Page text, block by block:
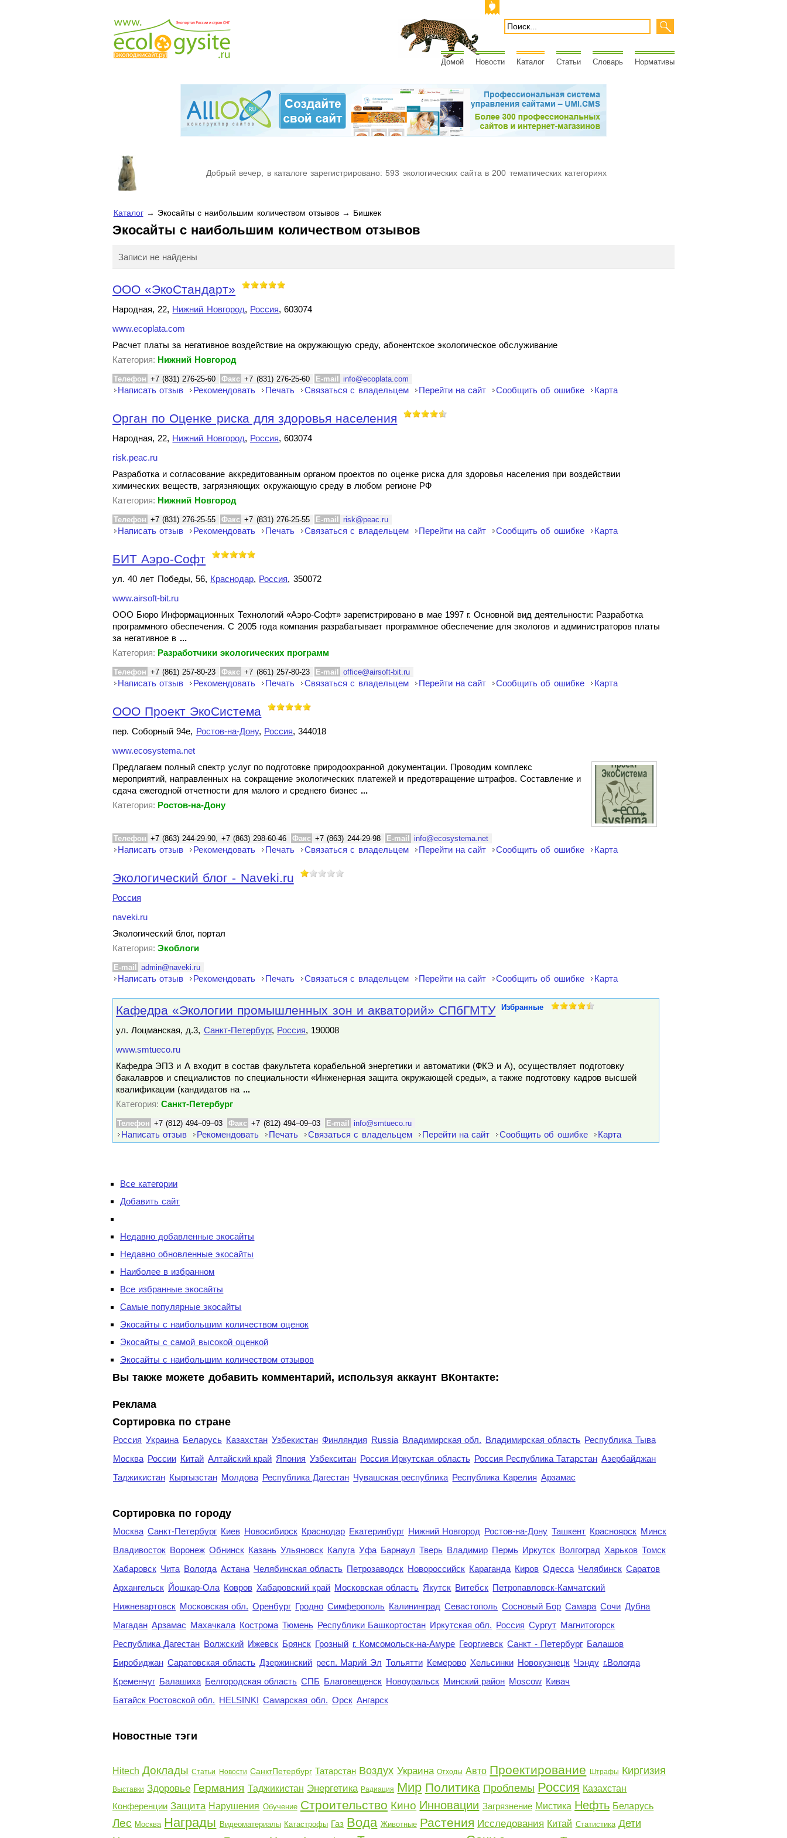
Домой Новости Каталог Статьи Словарь Нормативы
Добрый вечер, в каталоге зарегистрировано: 593 экологических сайта в 200 тематических категориях
Каталог→ Экосайты с наибольшим количеством отзывов → Бишкек
Экосайты с наибольшим количеством отзывов
Записи не найдены
ООО «ЭкоСтандарт»
Народная, 22, Нижний Новгород, Россия, 603074
www.ecoplata.com
Расчет платы за негативное воздействие на окружающую среду, абонентское экологическое обслуживание
Категория: Нижний Новгород
Телефон +7 (831) 276-25-60 Факс +7 (831) 276-25-60 E-mail info@ecoplata.com
Написать отзыв Рекомендовать Печать Связаться с владельцем Перейти на сайт Сообщить об ошибке Карта
Орган по Оценке риска для здоровья населения
Народная, 22, Нижний Новгород, Россия, 603074
risk.peac.ru
Разработка и согласование аккредитованным органом проектов по оценке риска для здоровья населения при воздействии
химических веществ, загрязняющих окружающую среду в любом регионе РФ
Категория: Нижний Новгород
Телефон +7 (831) 276-25-55 Факс +7 (831) 276-25-55 E-mail risk@peac.ru
Написать отзыв Рекомендовать Печать Связаться с владельцем Перейти на сайт Сообщить об ошибке Карта
БИТ Аэро-Софт
ул. 40 лет Победы, 56, Краснодар, Россия, 350072
www.airsoft-bit.ru
ООО Бюро Информационных Технологий «Аэро-Софт» зарегистрировано в мае 1997 г. Основной вид деятельности: Разработка
программного обеспечения. С 2005 года компания разрабатывает программное обеспечение для экологов и администраторов платы
за негативное в ...
Категория: Разработчики экологических программ
Телефон +7 (861) 257-80-23 Факс +7 (861) 257-80-23 E-mail office@airsoft-bit.ru
Написать отзыв Рекомендовать Печать Связаться с владельцем Перейти на сайт Сообщить об ошибке Карта
ООО Проект ЭкоСистема
пер. Соборный 94е, Ростов-на-Дону, Россия, 344018
www.ecosystema.net
Предлагаем полный спектр услуг по подготовке природоохранной документации. Проводим комплекс
мероприятий, направленных на сокращение экологических платежей и предотвращение штрафов. Составление и
сдача ежегодной отчетности для малого и среднего бизнес ...
Категория: Ростов-на-Дону
Телефон +7 (863) 244-29-90, +7 (863) 298-60-46 Факс +7 (863) 244-29-98 E-mail info@ecosystema.net
Написать отзыв Рекомендовать Печать Связаться с владельцем Перейти на сайт Сообщить об ошибке Карта
Экологический блог - Naveki.ru
Россия
naveki.ru
Экологический блог, портал
Категория: Экоблоги
E-mail admin@naveki.ru
Написать отзыв Рекомендовать Печать Связаться с владельцем Перейти на сайт Сообщить об ошибке Карта
Кафедра «Экологии промышленных зон и акваторий» СПбГМТУ Избранные
ул. Лоцманская, д.3, Санкт-Петербург, Россия, 190008
www.smtueco.ru
Кафедра ЭПЗ и А входит в состав факультета корабельной энергетики и автоматики (ФКЭ и А), осуществляет подготовку
бакалавров и специалистов по специальности «Инженерная защита окружающей среды», а также подготовку кадров высшей
квалификации (кандидатов на ...
Категория: Санкт-Петербург
Телефон +7 (812) 494–09–03 Факс +7 (812) 494–09–03 E-mail info@smtueco.ru
Написать отзыв Рекомендовать Печать Связаться с владельцем Перейти на сайт Сообщить об ошибке Карта
Все категории
Добавить сайт
Недавно добавленные экосайты
Недавно обновленные экосайты
Наиболее в избранном
Все избранные экосайты
Самые популярные экосайты
Экосайты с наибольшим количеством оценок
Экосайты с самой высокой оценкой
Экосайты с наибольшим количеством отзывов
Вы также можете добавить комментарий, используя аккаунт ВКонтакте:
Реклама
Сортировка по стране
Россия Украина Беларусь Казахстан Узбекистан Финляндия Russia Владимирская обл. Владимирская область Республика Тыва
Москва России Китай Алтайский край Япония Узбекситан Россия Иркутская область Россия Республика Татарстан Азербайджан
Таджикистан Кыргызстан Молдова Республика Дагестан Чувашская республика Республика Карелия Арзамас
Cортировка по городу
Москва Санкт-Петербург Киев Новосибирск Краснодар Екатеринбург Нижний Новгород Ростов-на-Дону Ташкент Красноярск Минск
Владивосток Воронеж Обнинск Казань Ульяновск Калуга Уфа Барнаул Тверь Владимир Пермь Иркутск Волгоград Харьков Томск
Хабаровск Чита Вологда Астана Челябинская область Петрозаводск Новороссийск Караганда Киров Одесса Челябинск Саратов
Архангельск Йошкар-Ола Ковров Хабаровский край Московская область Якутск Витебск Петропавловск-Камчатский
Нижневартовск Московская обл. Оренбург Гродно Симферополь Калининград Севастополь Сосновый Бор Самара Сочи Дубна
Магадан Арзамас Махачкала Кострома Тюмень Республики Башкортостан Иркутская обл. Россия Сургут Магнитогорск
Республика Дагестан Волжский Ижевск Брянск Грозный г. Комсомольск-на-Амуре Георгиевск Санкт - Петербург Балашов
Биробиджан Саратовская область Дзержинский респ. Марий Эл Тольятти Кемерово Хельсинки Новокузнецк Чэнду г.Вологда
Кременчуг Балашиха Белгородская область СПБ Благовещенск Новоуральск Минский район Moscow Кивач
Батайск Ростовской обл. HELSINKI Самарская обл. Орск Ангарск
Новостные тэги
Hitech Доклады Статьи Новости СанктПетербург Татарстан Воздух Украина Отходы Авто Проектирование Штрафы Киргизия
Выставки Здоровье Германия Таджикистан Энергетика Радиация Мир Политика Проблемы Россия Казахстан
Конференции Защита Нарушения Обучение Строительство Кино Инновации Загрязнение Мистика Нефть Беларусь
Лес Москва Награды Видеоматериалы Катастрофы Газ Вода Животные Растения Исследования Китай Статистика Дети